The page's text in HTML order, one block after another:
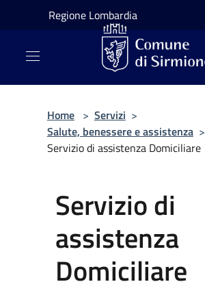
Salta al contenuto principale
Regione Lombardia
Home > Servizi >
Salute, benessere e assistenza >
Servizio di assistenza Domiciliare
Servizio di
assistenza
Domiciliare